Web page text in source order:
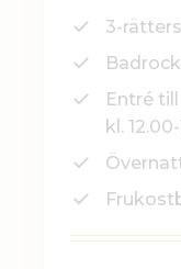
3-
Entré
kl.